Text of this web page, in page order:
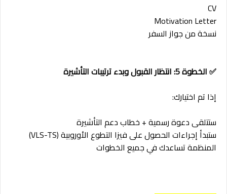
CV
Motivation Letter
نسخة من جواز السفر
✅ الخطوة 5: انتظار القبول وبدء ترتيبات التأشيرة
إذا تم اختيارك:
ستتلقى دعوة رسمية + خطاب دعم التأشيرة
ستبدأ إجراءات الحصول على فيزا التطوع الأوروبية (VLS-TS)
المنظمة تساعدك في جميع الخطوات